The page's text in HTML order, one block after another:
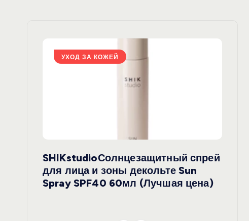
УХОД ЗА КОЖЕЙ
SHIKstudioСолнцезащитный спрей
для лица и зоны декольте Sun
Spray SPF40 60мл (Лучшая цена)